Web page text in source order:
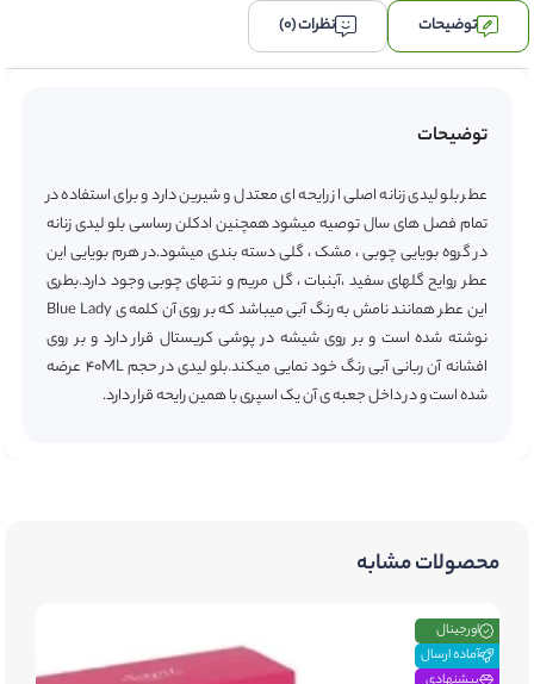
توضیحات نظرات (0)
توضیحات
عطر بلو لیدی زنانه اصلی از رایحه ای معتدل و شیرین دارد و برای استفاده در
تمام فصل های سال توصیه میشود همچنین ادکلن رساسی بلو لیدی زنانه
در گروه بویایی چوبی ، مشک ، گلی دسته بندی میشود.در هرم بویایی این
عطر روایح گلهای سفید ،آبنبات ، گل مریم و نتهای چوبی وجود دارد.بطری
این عطر همانند نامش به رنگ آبی میباشد که بر روی آن کلمه ی Blue Lady
نوشته شده است و بر روی شیشه در پوشی کریستال قرار دارد و بر روی
افشانه آن ربانی آبی رنگ خود نمایی میکند.بلو لیدی در حجم 40ML عرضه
شده است و در داخل جعبه ی آن یک اسپری با همین رایحه قرار دارد.
محصولات مشابه
اورجینال
آماده ارسال